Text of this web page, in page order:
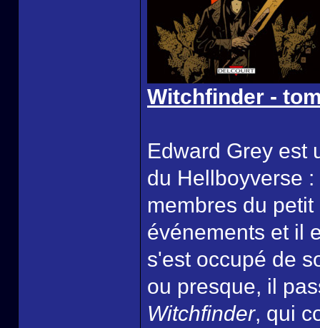
Witchfinder -
Edward Grey est
du Hellboyverse
membres du
événements et il
s'est occupé de
ou presque, il
Witchfinder, qui